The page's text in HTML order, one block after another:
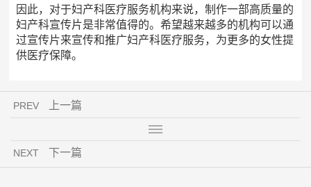
因此，对于妇产科医疗服务机构来说，制作一部高质量的
妇产科宣传片是非常值得的。希望越来越多的机构可以通
过宣传片来宣传和推广妇产科医疗服务，为更多的女性提
供医疗保障。
PREV 上一篇
NEXT 下一篇